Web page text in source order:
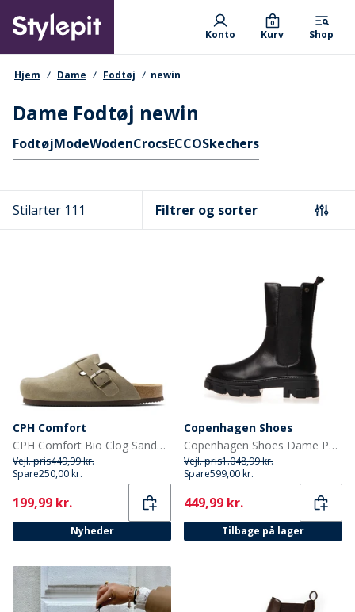
main
content
Primary departments
Konto Kurv
0
Shop
navigationssti
Hjem Dame Fodtøj newin
Dame Fodtøj newin
Hurtige links
FodtøjModeWodenCrocsECCOSkechers
Stilarter 111 Filtrer og sorter
CPH Comfort
CPH Comfort Bio Clog Sandaler af ruskind Taupe
Vejl. pris449,99 kr.
Spare250,00 kr.
Current
199,99 kr.
Nyheder
Copenhagen Shoes
Copenhagen Shoes Dame Penny Piger Støvler 001 Sort
Vejl. pris1.048,99 kr.
Spare599,00 kr.
Current
449,99 kr.
Tilbage på lager